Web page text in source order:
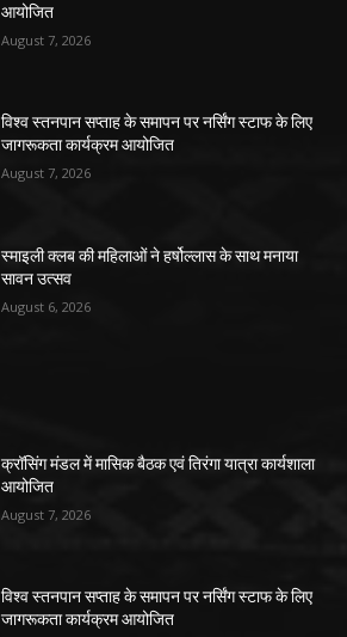
आयोजित
August 7, 2026
विश्व स्तनपान सप्ताह के समापन पर नर्सिंग स्टाफ के लिए
जागरूकता कार्यक्रम आयोजित
August 7, 2026
स्माइली क्लब की महिलाओं ने हर्षोल्लास के साथ मनाया
सावन उत्सव
August 6, 2026
क्रॉसिंग मंडल में मासिक बैठक एवं तिरंगा यात्रा कार्यशाला
आयोजित
August 7, 2026
विश्व स्तनपान सप्ताह के समापन पर नर्सिंग स्टाफ के लिए
जागरूकता कार्यक्रम आयोजित